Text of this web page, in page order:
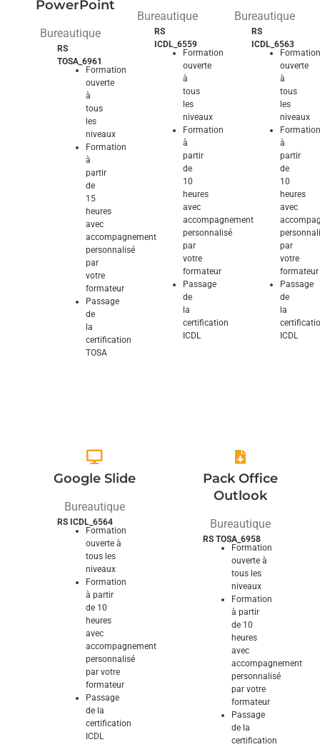
PowerPoint
Bureautique
RS
TOSA_6961
Formation
ouverte
à
tous
les
niveaux
Formation
à
partir
de
15
heures
avec
accompagnement
personnalisé
par
votre
formateur
Passage
de
la
certification
TOSA
Bureautique
RS
ICDL_6559
Formation
ouverte
à
tous
les
niveaux
Formation
à
partir
de
10
heures
avec
accompagnement
personnalisé
par
votre
formateur
Passage
de
la
certification
ICDL
Bureautique
RS
ICDL_6563
Formation
ouverte
à
tous
les
niveaux
Formation
à
partir
de
10
heures
avec
par
votre
formateur
Passage
de
la
ICDL
Google Slide
Bureautique
RS ICDL_6564
Formation
ouverte à
tous les
niveaux
Formation
à partir
de 10
heures
avec
accompagnement
personnalisé
par votre
formateur
Passage
de la
certification
ICDL
Pack Office
Outlook
Bureautique
RS TOSA_6958
Formation
ouverte à
tous les
niveaux
Formation
à partir
de 10
heures
avec
accompagnement
personnalisé
par votre
formateur
Passage
de la
certification